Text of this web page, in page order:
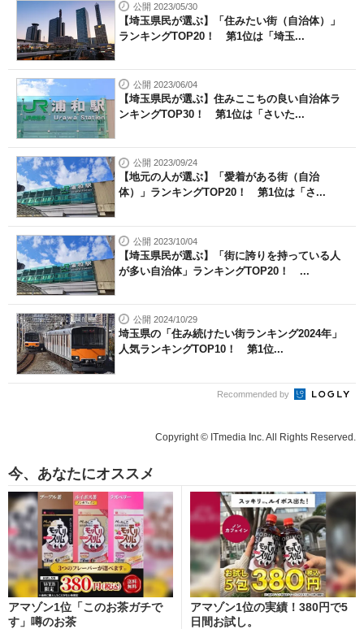
公開 2023/05/30
【埼玉県民が選ぶ】「住みたい街（自治体）」
ランキングTOP20！ 第1位は「埼玉...
公開 2023/06/04
【埼玉県民が選ぶ】住みここちの良い自治体ラ
ンキングTOP30！ 第1位は「さいた...
公開 2023/09/24
【地元の人が選ぶ】「愛着がある街（自治
体）」ランキングTOP20！ 第1位は「さ...
公開 2023/10/04
【埼玉県民が選ぶ】「街に誇りを持っている人
が多い自治体」ランキングTOP20！ ...
公開 2024/10/29
埼玉県の「住み続けたい街ランキング2024年」
人気ランキングTOP10！ 第1位...
Recommended by
Copyright © ITmedia Inc. All Rights Reserved.
今、あなたにオススメ
アマゾン1位「このお茶ガチで
す」噂のお茶
アマゾン1位の実績！380円で5
日間お試し。